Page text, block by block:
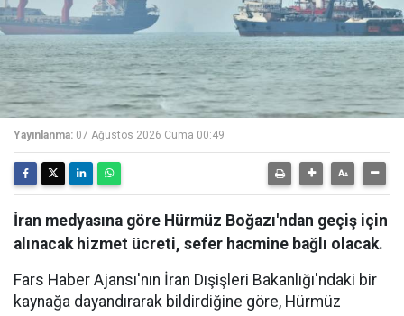
Yayınlanma: 07 Ağustos 2026 Cuma 00:49
İran medyasına göre Hürmüz Boğazı'ndan geçiş için
alınacak hizmet ücreti, sefer hacmine bağlı olacak.
Fars Haber Ajansı'nın İran Dışişleri Bakanlığı'ndaki bir
kaynağa dayandırarak bildirdiğine göre, Hürmüz